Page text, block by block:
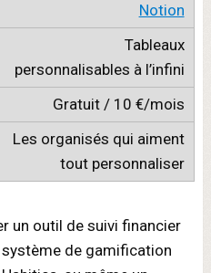
Notion
Tableaux
personnalisables à l’infini
Gratuit / 10 €/mois
Les organisés qui aiment
tout personnaliser
un outil de suivi financier
système de gamification